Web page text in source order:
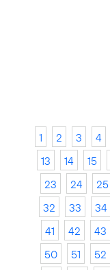
1 2 3 4
13
14 15
23
24 25
32
33 34
41
42 43
50
51 52